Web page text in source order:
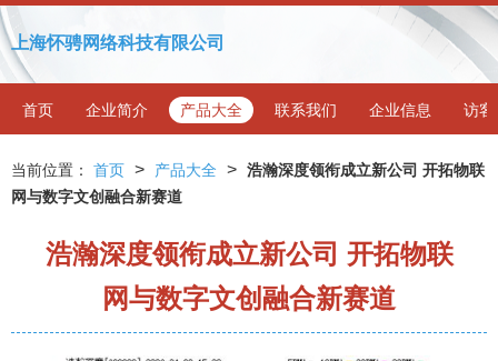
上海怀骋网络科技有限公司
首页 企业简介 产品大全 联系我们 企业信息 访客
当前位置： 首页 > 产品大全 > 浩瀚深度领衔成立新公司 开拓物联
网与数字文创融合新赛道
浩瀚深度领衔成立新公司 开拓物联
网与数字文创融合新赛道